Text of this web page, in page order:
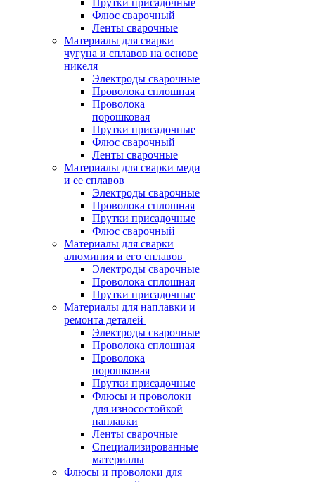
Прутки присадочные
Флюс сварочный
Ленты сварочные
Материалы для сварки
чугуна и сплавов на основе
никеля
Электроды сварочные
Проволока сплошная
Проволока
порошковая
Прутки присадочные
Флюс сварочный
Ленты сварочные
Материалы для сварки меди
и ее сплавов
Электроды сварочные
Проволока сплошная
Прутки присадочные
Флюс сварочный
Материалы для сварки
алюминия и его сплавов
Электроды сварочные
Проволока сплошная
Прутки присадочные
Материалы для наплавки и
ремонта деталей
Электроды сварочные
Проволока сплошная
Проволока
порошковая
Прутки присадочные
Флюсы и проволоки
для износостойкой
наплавки
Ленты сварочные
Специализированные
материалы
Флюсы и проволоки для